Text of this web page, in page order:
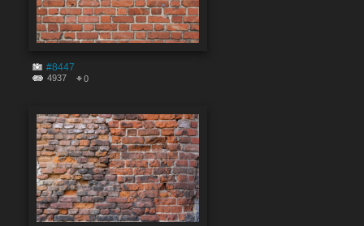
#8447
4937 0